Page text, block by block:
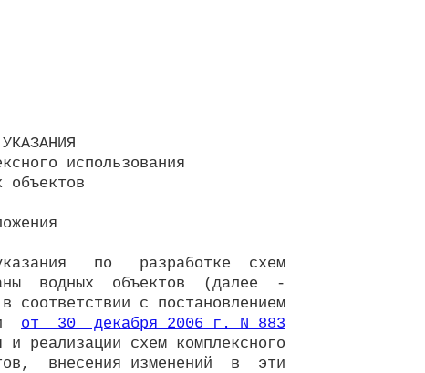
использования
объектов
по   разработке  схем
водных  объектов  (далее  -
соответствии с постановлением
от  30  декабря 2006 г. N 883
реализации схем комплексного
внесения изменений  в  эти